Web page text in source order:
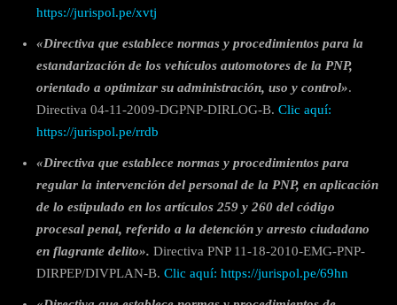
https://jurispol.pe/xvtj
«Directiva que establece normas y procedimientos para la
estandarización de los vehículos automotores de la PNP,
orientado a optimizar su administración, uso y control».
Directiva 04-11-2009-DGPNP-DIRLOG-B. Clic aquí:
https://jurispol.pe/rrdb
«Directiva que establece normas y procedimientos para
regular la intervención del personal de la PNP, en aplicación
de lo estipulado en los artículos 259 y 260 del código
procesal penal, referido a la detención y arresto ciudadano
en flagrante delito». Directiva PNP 11-18-2010-EMG-PNP-
DIRPEP/DIVPLAN-B. Clic aquí: https://jurispol.pe/69hn